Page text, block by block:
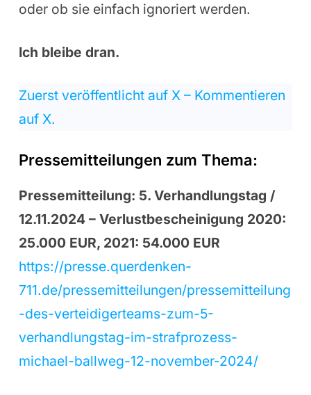
oder ob sie einfach ignoriert werden.
Ich bleibe dran.
Zuerst veröffentlicht auf X – Kommentieren
auf X.
Pressemitteilungen zum Thema:
Pressemitteilung: 5. Verhandlungstag /
12.11.2024 – Verlustbescheinigung 2020:
25.000 EUR, 2021: 54.000 EUR
https://presse.querdenken-
711.de/pressemitteilungen/pressemitteilung
-des-verteidigerteams-zum-5-
verhandlungstag-im-strafprozess-
michael-ballweg-12-november-2024/